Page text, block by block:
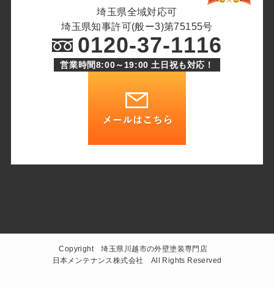
埼玉県全域対応可
埼玉県知事許可(般ー3)第75155号
0120-37-1116
営業時間8:00～19:00 土日祝も対応！
Copyright 埼玉県川越市の外壁塗装専門店
日本メンテナンス株式会社 All Rights Reserved